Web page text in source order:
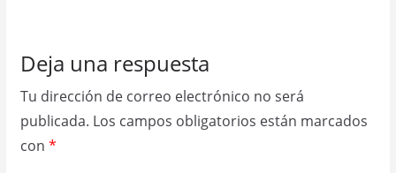
Deja una respuesta
Tu dirección de correo electrónico no será
publicada. Los campos obligatorios están marcados
con *